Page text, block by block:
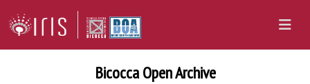
Bicocca Open Archive